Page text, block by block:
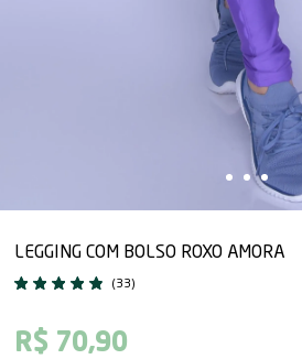
LEGGING COM BOLSO ROXO AMORA
(33)
R$ 70,90